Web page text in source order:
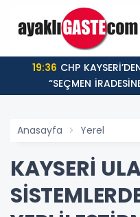
19:36
“SEÇMEN
Anasayfa Yerel
KAYSERİ